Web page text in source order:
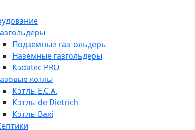
Подземные газгольдеры
Наземные газгольдеры
Kadatec PRO
котлы
Котлы E.C.A.
Котлы de Dietrich
Котлы Baxi